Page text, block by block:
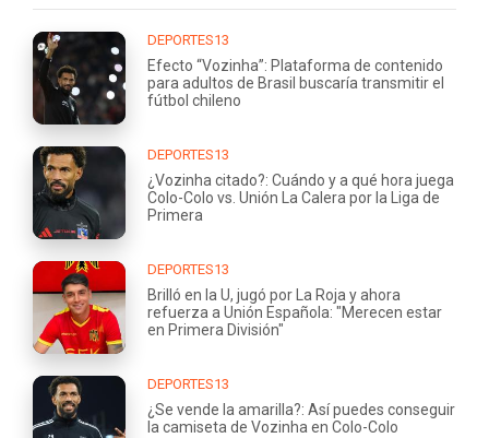
DEPORTES13
Efecto “Vozinha”: Plataforma de contenido
para adultos de Brasil buscaría transmitir el
fútbol chileno
DEPORTES13
¿Vozinha citado?: Cuándo y a qué hora juega
Colo-Colo vs. Unión La Calera por la Liga de
Primera
DEPORTES13
Brilló en la U, jugó por La Roja y ahora
refuerza a Unión Española: "Merecen estar
en Primera División"
DEPORTES13
¿Se vende la amarilla?: Así puedes conseguir
la camiseta de Vozinha en Colo-Colo